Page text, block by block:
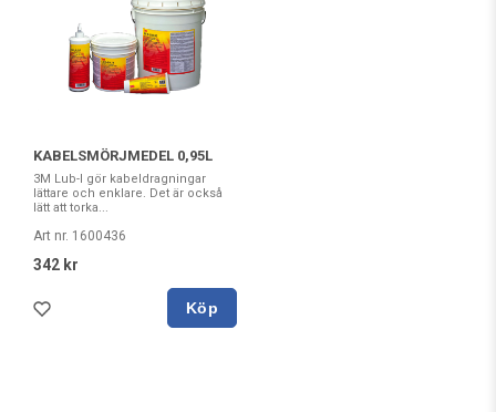
KABELSMÖRJMEDEL 0,95L
3M Lub-I gör kabeldragningar
lättare och enklare. Det är också
lätt att torka...
Art nr. 1600436
342 kr
Köp